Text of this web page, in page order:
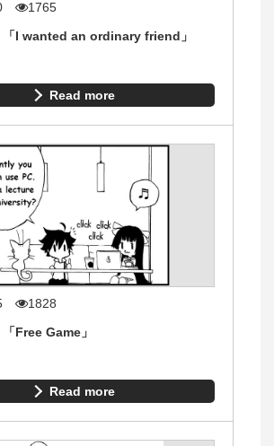
1765
I wanted an ordinary friend」
Read more
1828
Free Game」
Read more